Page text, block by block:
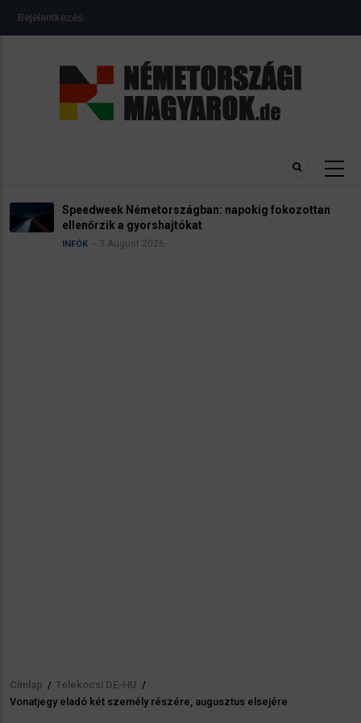
USER
ACCOUNT
Bejelentkezés
Speedweek Németországban: napokig fokozottan
ellenőrzik a gyorshajtókat
INFÓK 3 August 2026
Morzsa
Címlap / Telekocsi DE-HU /
Vonatjegy eladó két személy részére, augusztus elsejére